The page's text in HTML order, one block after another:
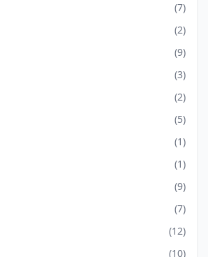
(7)
(2)
(9)
(3)
(2)
(5)
(1)
(1)
(9)
(7)
(12)
(10)